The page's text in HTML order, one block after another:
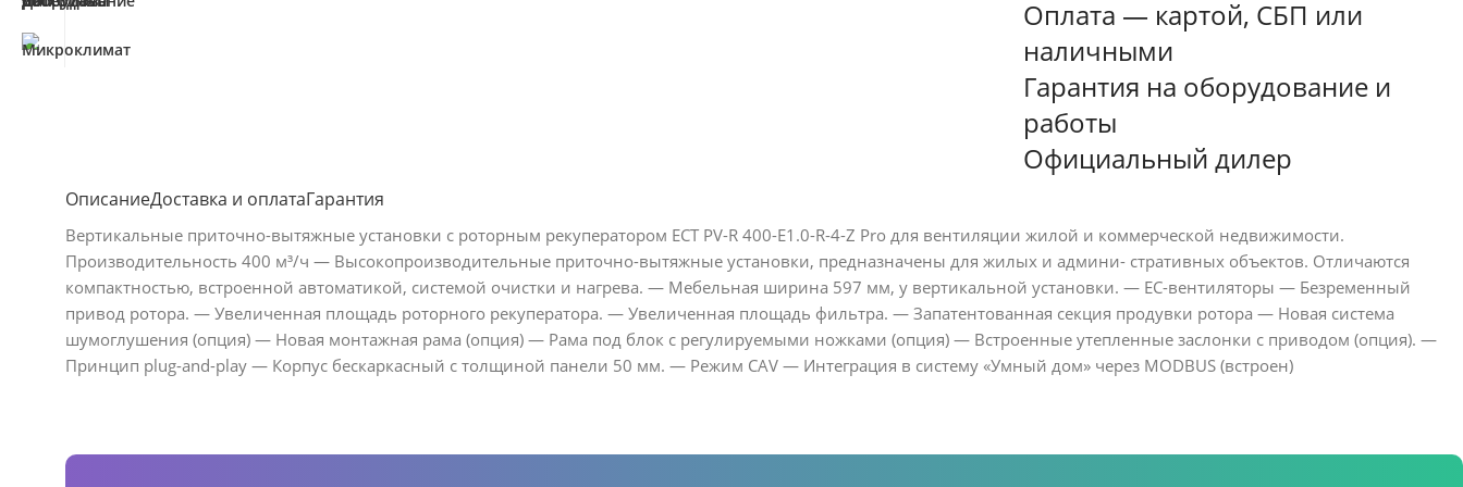
Оплата — картой, СБП или
наличными
Гарантия на оборудование и
работы
Официальный дилер
ОписаниеДоставка и оплатаГарантия
Вертикальные приточно-вытяжные установки с роторным рекуператором ECT PV-R 400-E1.0-R-4-Z Pro для вентиляции жилой и коммерческой недвижимости.
Производительность 400 м³/ч — Высокопроизводительные приточно-вытяжные установки, предназначены для жилых и админи- стративных объектов. Отличаются
компактностью, встроенной автоматикой, системой очистки и нагрева. — Мебельная ширина 597 мм, у вертикальной установки. — EC-вентиляторы — Безременный
привод ротора. — Увеличенная площадь роторного рекуператора. — Увеличенная площадь фильтра. — Запатентованная секция продувки ротора — Новая система
шумоглушения (опция) — Новая монтажная рама (опция) — Рама под блок с регулируемыми ножками (опция) — Встроенные утепленные заслонки с приводом (опция). —
Принцип plug-and-play — Корпус бескаркасный с толщиной панели 50 мм. — Режим CAV — Интеграция в систему «Умный дом» через MODBUS (встроен)